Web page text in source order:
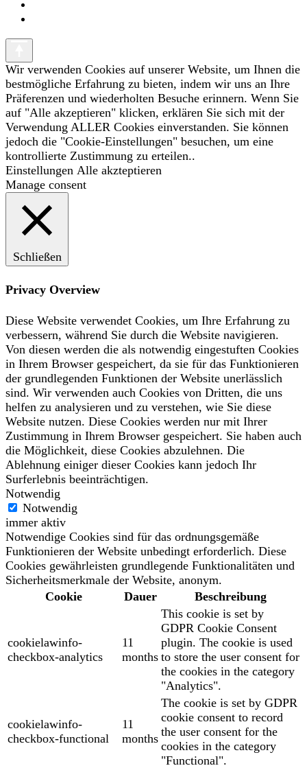
Wir verwenden Cookies auf unserer Website, um Ihnen die
bestmögliche Erfahrung zu bieten, indem wir uns an Ihre
Präferenzen und wiederholten Besuche erinnern. Wenn Sie
auf "Alle akzeptieren" klicken, erklären Sie sich mit der
Verwendung ALLER Cookies einverstanden. Sie können
jedoch die "Cookie-Einstellungen" besuchen, um eine
kontrollierte Zustimmung zu erteilen..
Einstellungen Alle akzteptieren
Manage consent
Schließen
Privacy Overview
Diese Website verwendet Cookies, um Ihre Erfahrung zu
verbessern, während Sie durch die Website navigieren.
Von diesen werden die als notwendig eingestuften Cookies
in Ihrem Browser gespeichert, da sie für das Funktionieren
der grundlegenden Funktionen der Website unerlässlich
sind. Wir verwenden auch Cookies von Dritten, die uns
helfen zu analysieren und zu verstehen, wie Sie diese
Website nutzen. Diese Cookies werden nur mit Ihrer
Zustimmung in Ihrem Browser gespeichert. Sie haben auch
die Möglichkeit, diese Cookies abzulehnen. Die
Ablehnung einiger dieser Cookies kann jedoch Ihr
Surferlebnis beeinträchtigen.
Notwendig
Notwendig
immer aktiv
Notwendige Cookies sind für das ordnungsgemäße
Funktionieren der Website unbedingt erforderlich. Diese
Cookies gewährleisten grundlegende Funktionalitäten und
Sicherheitsmerkmale der Website, anonym.
Cookie
Dauer Beschreibung
cookielawinfo-
checkbox-analytics
11
months
This cookie is set by
GDPR Cookie Consent
plugin. The cookie is used
to store the user consent for
the cookies in the category
"Analytics".
cookielawinfo-
checkbox-functional
11
months
The cookie is set by GDPR
cookie consent to record
the user consent for the
cookies in the category
"Functional".